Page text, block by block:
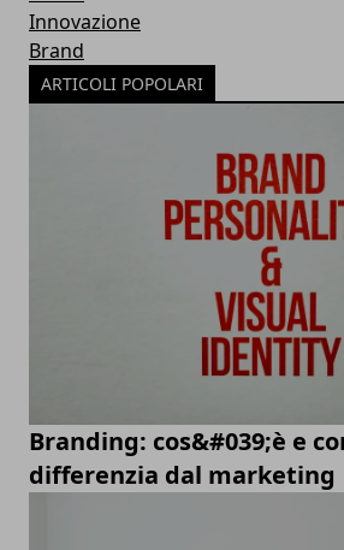
Innovazione
Brand
ARTICOLI POPOLARI
Branding: cos&#039;è e
differenzia dal marketing